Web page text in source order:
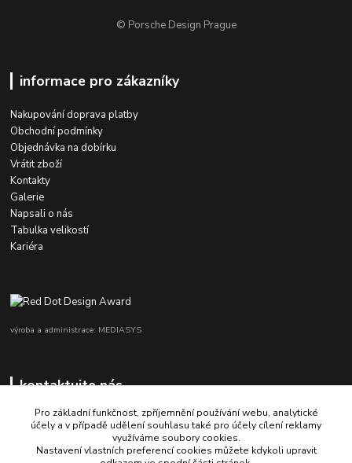
© Porsche Design Prague
informace pro zákazníky
Nakupování doprava platby
Obchodní podmínky
Objednávka na dobírku
Vrátit zboží
Kontakty
Galerie
Napsali o nás
Tabulka velikostí
Kariéra
výroba a administrace: MEDIASYS
kontaktujte nás
+420 725 347 646
Pro základní funkčnost, zpříjemnění používání webu, analytické
účely a v případě udělení souhlasu také pro účely cílení reklamy
využíváme soubory cookies.
Nastavení vlastních preferencí cookies můžete kdykoli upravit